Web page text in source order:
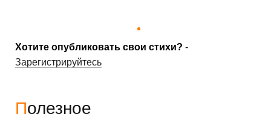
Хотите опубликовать свои стихи? -
Зарегистрируйтесь
Полезное